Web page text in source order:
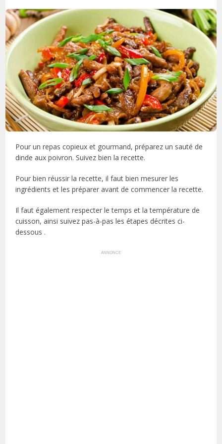
Pour un repas copieux et gourmand, préparez un sauté de
dinde aux poivron. Suivez bien la recette.
Pour bien réussir la recette, il faut bien mesurer les
ingrédients et les préparer avant de commencer la recette.
Il faut également respecter le temps et la température de
cuisson, ainsi suivez pas-à-pas les étapes décrites ci-
dessous .
ANNONCE